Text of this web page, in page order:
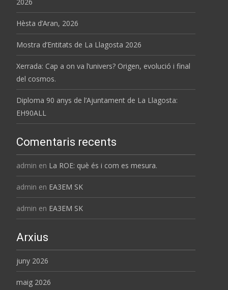
Hèsta d’Aran, 2026
Mostra d’Entitats de La Llagosta 2026
Xerrada: Cap a on va l’univers? Origen, evolució i final
del cosmos.
Diploma 90 anys de l’Ajuntament de La Llagosta:
EH90ALL
Comentaris recents
admin en La ROE: què és i com es mesura.
admin en EA3EM SK
admin en EA3EM SK
Arxius
juny 2026
maig 2026